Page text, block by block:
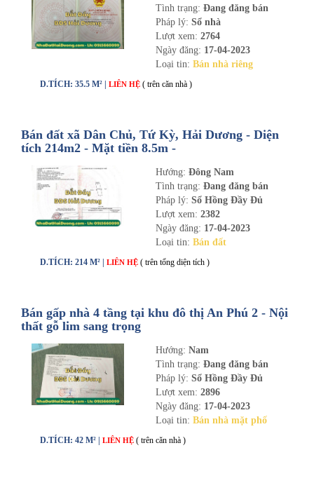
Tình trạng: Đang đăng bán
Pháp lý: Sổ nhà
Lượt xem: 2764
Ngày đăng: 17-04-2023
Loại tin: Bán nhà riêng
D.TÍCH: 35.5 M² | LIÊN HỆ ( trên căn nhà )
Bán đất xã Dân Chủ, Tứ Kỳ, Hải Dương - Diện
tích 214m2 - Mặt tiền 8.5m -
Hướng: Đông Nam
Tình trạng: Đang đăng bán
Pháp lý: Sổ Hồng Đầy Đủ
Lượt xem: 2382
Ngày đăng: 17-04-2023
Loại tin: Bán đất
D.TÍCH: 214 M² | LIÊN HỆ ( trên tổng diện tích )
Bán gấp nhà 4 tầng tại khu đô thị An Phú 2 - Nội
thất gỗ lim sang trọng
Hướng: Nam
Tình trạng: Đang đăng bán
Pháp lý: Sổ Hồng Đầy Đủ
Lượt xem: 2896
Ngày đăng: 17-04-2023
Loại tin: Bán nhà mặt phố
D.TÍCH: 42 M² | LIÊN HỆ ( trên căn nhà )